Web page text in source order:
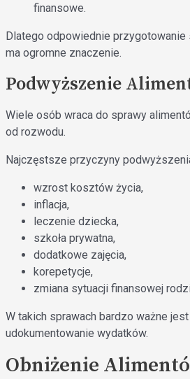
finansowe.
Dlatego odpowiednie przygotowanie
ma ogromne znaczenie.
Podwyższenie
Wiele osób wraca do sprawy
od rozwodu.
Najczęstsze przyczyny
wzrost kosztów życia,
inflacja,
leczenie dziecka,
szkoła prywatna,
dodatkowe zajęcia,
korepetycje,
zmiana sytuacji finansowej
W takich sprawach bardzo ważne
udokumentowanie wydatków.
Obniżenie